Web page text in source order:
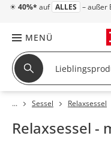
☀ 40%* auf ALLES – außer
MENÜ
Sessel Relaxsessel
Relaxsessel -